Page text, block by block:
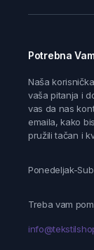
Potrebna
Naša
vaša pitanja i
vas da nas
emaila, kako
pružili tačan i
Ponedeljak-
Treba vam